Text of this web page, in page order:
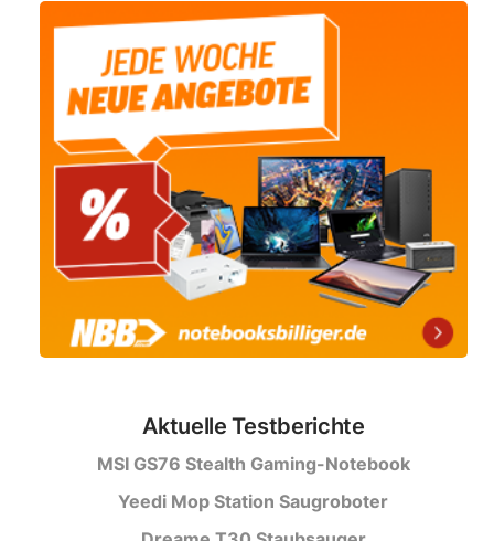
Aktuelle Testberichte
MSI GS76 Stealth Gaming-Notebook
Yeedi Mop Station Saugroboter